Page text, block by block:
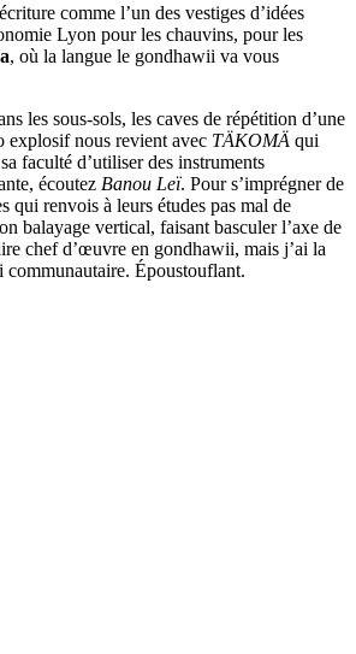
comme l’un des vestiges d’idées
Lyon pour les chauvins, pour les
, où la langue le gondhawii va vous
les sous-sols, les caves de répétition d’une
explosif nous revient avec TÄKOMÄ qui
faculté d’utiliser des instruments
écoutez Banou Leï. Pour s’imprégner de
qui renvois à leurs études pas mal de
balayage vertical, faisant basculer l’axe de
chef d’œuvre en gondhawii, mais j’ai la
communautaire. Époustouflant.